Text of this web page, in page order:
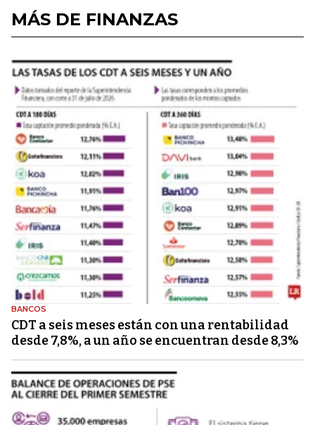
MÁS DE FINANZAS
BANCOS
CDT a seis meses están con una rentabilidad
desde 7,8%, a un año se encuentran desde 8,3%